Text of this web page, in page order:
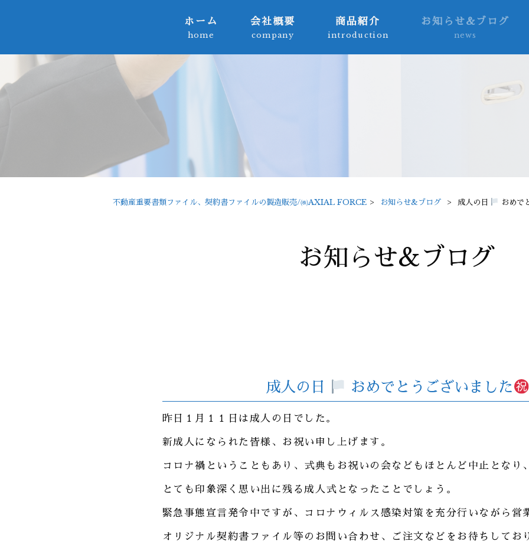
ホーム
home
会社概要
company
商品紹介
introduction
お知らせ&ブログ
news
不動産重要書類ファイル、契約書ファイルの製造販売/㈱AXIAL FORCE > お知らせ&ブログ > 成人の日 おめで
お知らせ&ブログ
成人の日 おめでとうございました
昨日１月１１日は成人の日でした。
新成人になられた皆様、お祝い申し上げます。
コロナ禍ということもあり、式典もお祝いの会などもほとんど中止となり、
とても印象深く思い出に残る成人式となったことでしょう。
緊急事態宣言発令中ですが、コロナウィルス感染対策を充分行いながら営
オリジナル契約書ファイル等のお問い合わせ、ご注文などをお待ちしてお